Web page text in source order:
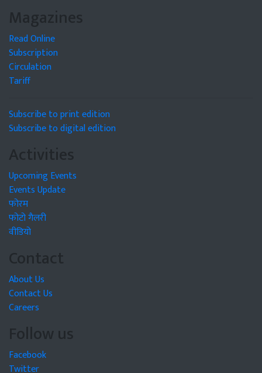
Magazines
Read Online
Subscription
Circulation
Tariff
Subscribe to print edition
Subscribe to digital edition
Activities
Upcoming Events
Events Update
फोरम
फोटो गैलरी
वीडियो
Contact
About Us
Contact Us
Careers
Follow us
Facebook
Twitter